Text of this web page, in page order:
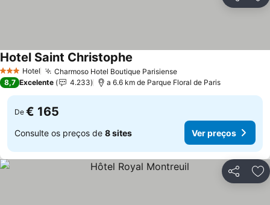
3 EstrelasHotel Charmoso Hotel Boutique Parisiense
Hotel Saint Christophe
8,7 Excelente 4.233 a 6.6 km de Parque Floral de Paris
De € 165
Consulte os preços de 8 sites Ver preços
Partilhar